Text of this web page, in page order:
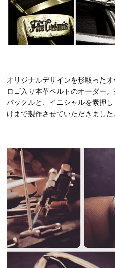
オリジナルデザインを形取った
ロゴ入り本革ベルトのオーダー
バックルと、イニシャルを素押
けまで製作させていただきました